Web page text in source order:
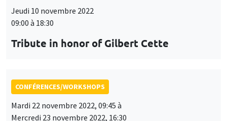
Jeudi 10 novembre 2022
09:00 à 18:30
Tribute in honor of Gilbert Cette
CONFÉRENCES/WORKSHOPS
Mardi 22 novembre 2022, 09:45 à
Mercredi 23 novembre 2022, 16:30